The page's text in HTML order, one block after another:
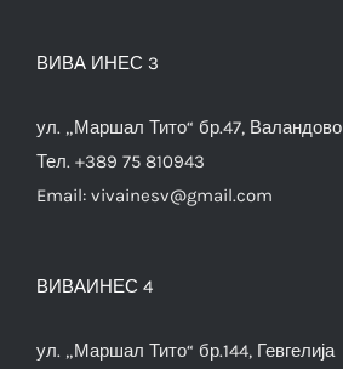
ВИВА ИНЕС 3
ул. „Маршал Тито“ бр.47, Валандово
Тел. +389 75 810943
Email: vivainesv@gmail.com
ВИВАИНЕС 4
ул. „Маршал Тито“ бр.144, Гевгелија